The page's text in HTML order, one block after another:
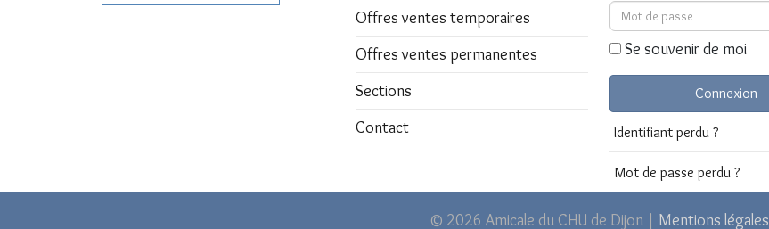
Offres ventes temporaires
Offres ventes permanentes
Sections
Contact
Mot de passe
Se souvenir de moi
Connexion
Identifiant perdu ?
Mot de passe perdu ?
© 2026 Amicale du CHU de Dijon | Mentions légales